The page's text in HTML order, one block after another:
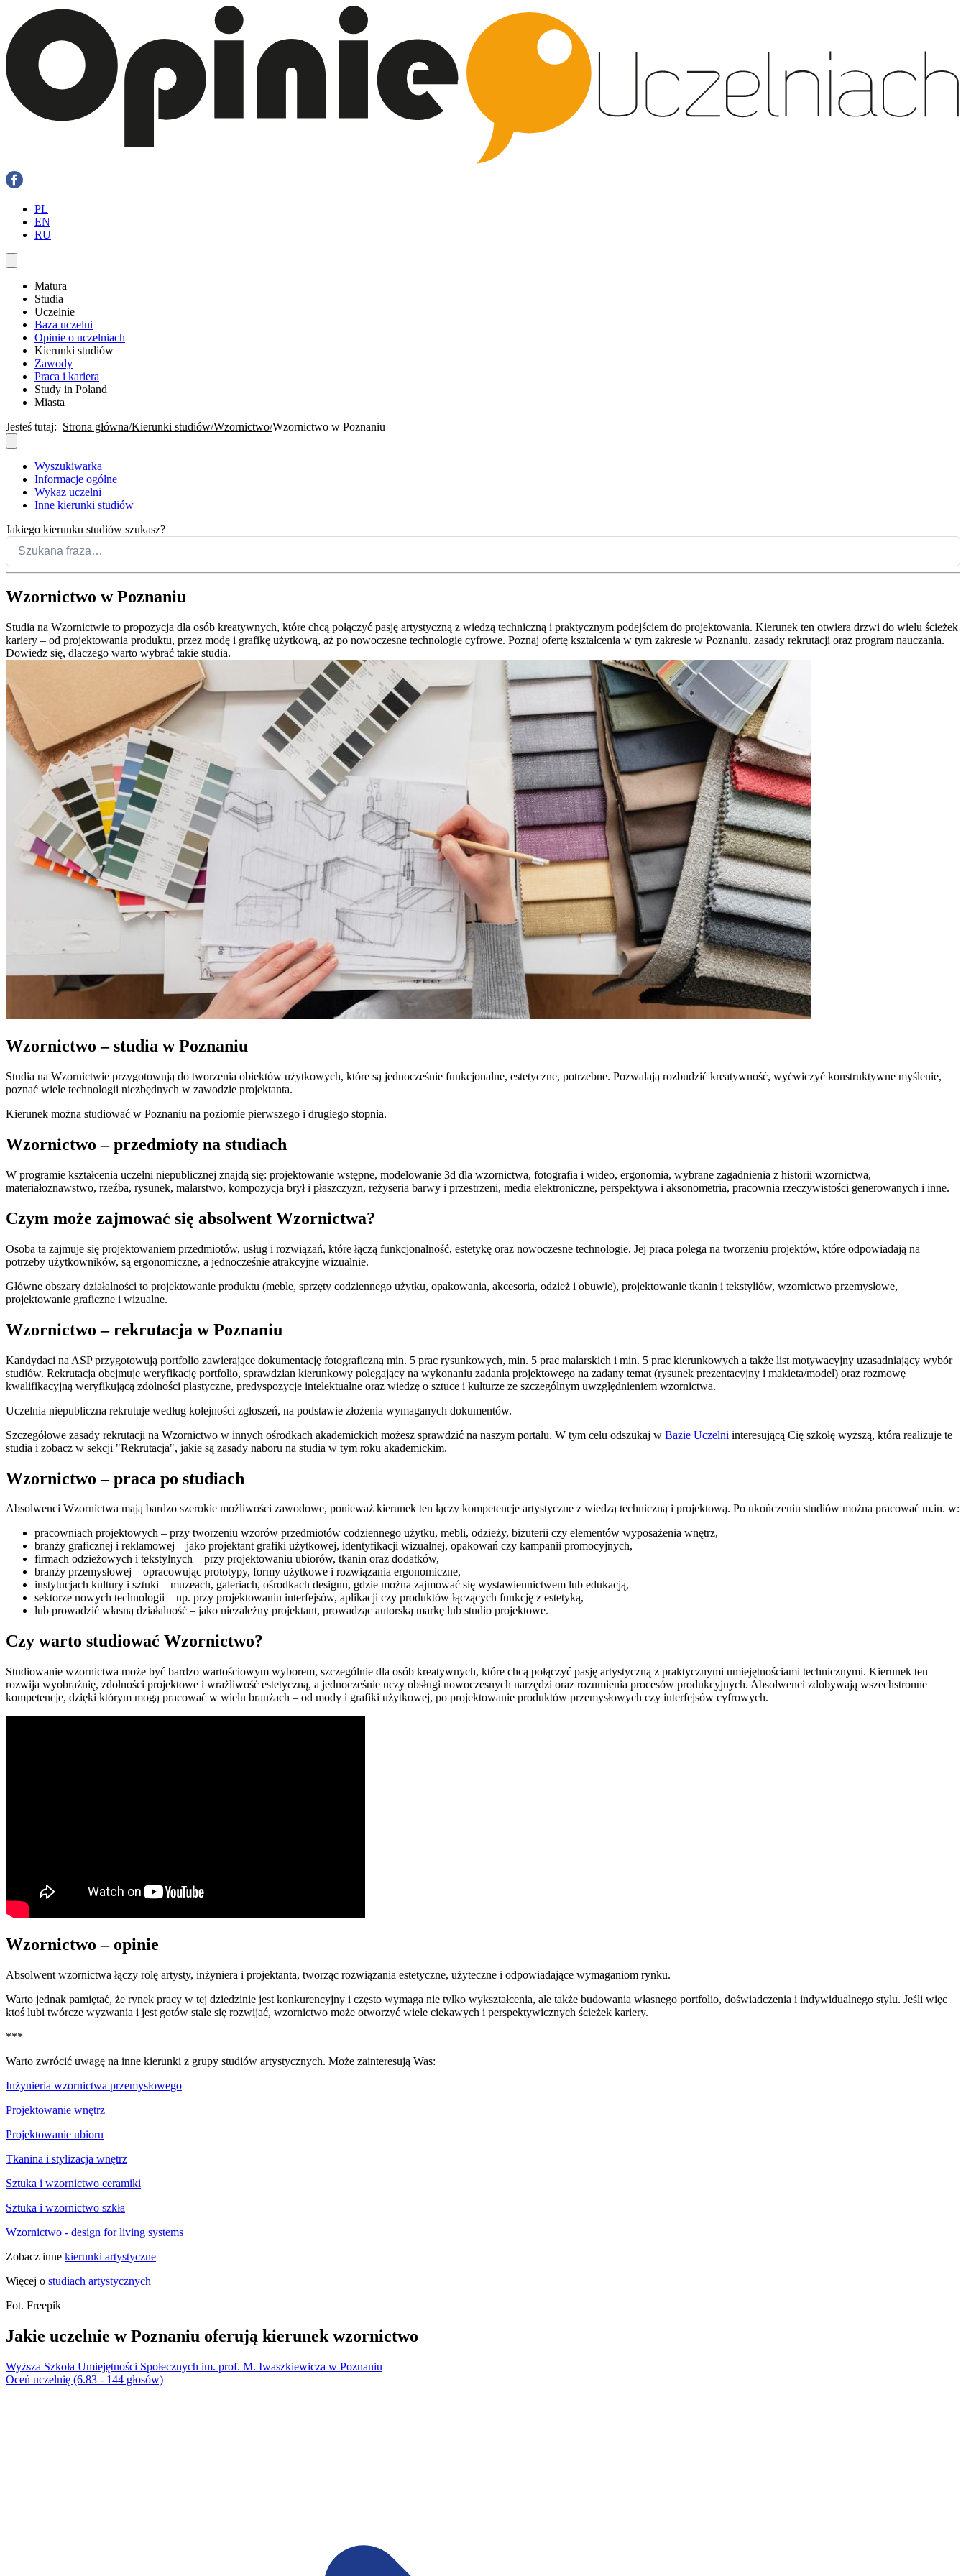
PL
EN
RU
Matura
Studia
Uczelnie
Baza uczelni
Opinie o uczelniach
Kierunki studiów
Zawody
Praca i kariera
Study in Poland
Miasta
Jesteś tutaj: Strona główna Kierunki studiów Wzornictwo Wzornictwo w Poznaniu
Wyszukiwarka
Informacje ogólne
Wykaz uczelni
Inne kierunki studiów
Jakiego kierunku studiów szukasz?
Wzornictwo w Poznaniu
Studia na Wzornictwie to propozycja dla osób kreatywnych, które chcą połączyć pasję artystyczną z wiedzą techniczną i praktycznym podejściem do projektowania. Kierunek ten otwiera drzwi do wielu ścieżek
kariery – od projektowania produktu, przez modę i grafikę użytkową, aż po nowoczesne technologie cyfrowe. Poznaj ofertę kształcenia w tym zakresie w Poznaniu, zasady rekrutacji oraz program nauczania.
Dowiedz się, dlaczego warto wybrać takie studia.
Wzornictwo – studia w Poznaniu
Studia na Wzornictwie przygotowują do tworzenia obiektów użytkowych, które są jednocześnie funkcjonalne, estetyczne, potrzebne. Pozwalają rozbudzić kreatywność, wyćwiczyć konstruktywne myślenie,
poznać wiele technologii niezbędnych w zawodzie projektanta.
Kierunek można studiować w Poznaniu na poziomie pierwszego i drugiego stopnia.
Wzornictwo – przedmioty na studiach
W programie kształcenia uczelni niepublicznej znajdą się: projektowanie wstępne, modelowanie 3d dla wzornictwa, fotografia i wideo, ergonomia, wybrane zagadnienia z historii wzornictwa,
materiałoznawstwo, rzeźba, rysunek, malarstwo, kompozycja brył i płaszczyzn, reżyseria barwy i przestrzeni, media elektroniczne, perspektywa i aksonometria, pracownia rzeczywistości generowanych i inne.
Czym może zajmować się absolwent Wzornictwa?
Osoba ta zajmuje się projektowaniem przedmiotów, usług i rozwiązań, które łączą funkcjonalność, estetykę oraz nowoczesne technologie. Jej praca polega na tworzeniu projektów, które odpowiadają na
potrzeby użytkowników, są ergonomiczne, a jednocześnie atrakcyjne wizualnie.
Główne obszary działalności to projektowanie produktu (meble, sprzęty codziennego użytku, opakowania, akcesoria, odzież i obuwie), projektowanie tkanin i tekstyliów, wzornictwo przemysłowe,
projektowanie graficzne i wizualne.
Wzornictwo – rekrutacja w Poznaniu
Kandydaci na ASP przygotowują portfolio zawierające dokumentację fotograficzną min. 5 prac rysunkowych, min. 5 prac malarskich i min. 5 prac kierunkowych a także list motywacyjny uzasadniający wybór
studiów. Rekrutacja obejmuje weryfikację portfolio, sprawdzian kierunkowy polegający na wykonaniu zadania projektowego na zadany temat (rysunek prezentacyjny i makieta/model) oraz rozmowę
kwalifikacyjną weryfikującą zdolności plastyczne, predyspozycje intelektualne oraz wiedzę o sztuce i kulturze ze szczególnym uwzględnieniem wzornictwa.
Uczelnia niepubliczna rekrutuje według kolejności zgłoszeń, na podstawie złożenia wymaganych dokumentów.
Szczegółowe zasady rekrutacji na Wzornictwo w innych ośrodkach akademickich możesz sprawdzić na naszym portalu. W tym celu odszukaj w Bazie Uczelni interesującą Cię szkołę wyższą, która realizuje te
studia i zobacz w sekcji "Rekrutacja", jakie są zasady naboru na studia w tym roku akademickim.
Wzornictwo – praca po studiach
Absolwenci Wzornictwa mają bardzo szerokie możliwości zawodowe, ponieważ kierunek ten łączy kompetencje artystyczne z wiedzą techniczną i projektową. Po ukończeniu studiów można pracować m.in. w:
pracowniach projektowych – przy tworzeniu wzorów przedmiotów codziennego użytku, mebli, odzieży, biżuterii czy elementów wyposażenia wnętrz,
branży graficznej i reklamowej – jako projektant grafiki użytkowej, identyfikacji wizualnej, opakowań czy kampanii promocyjnych,
firmach odzieżowych i tekstylnych – przy projektowaniu ubiorów, tkanin oraz dodatków,
branży przemysłowej – opracowując prototypy, formy użytkowe i rozwiązania ergonomiczne,
instytucjach kultury i sztuki – muzeach, galeriach, ośrodkach designu, gdzie można zajmować się wystawiennictwem lub edukacją,
sektorze nowych technologii – np. przy projektowaniu interfejsów, aplikacji czy produktów łączących funkcję z estetyką,
lub prowadzić własną działalność – jako niezależny projektant, prowadząc autorską markę lub studio projektowe.
Czy warto studiować Wzornictwo?
Studiowanie wzornictwa może być bardzo wartościowym wyborem, szczególnie dla osób kreatywnych, które chcą połączyć pasję artystyczną z praktycznymi umiejętnościami technicznymi. Kierunek ten
rozwija wyobraźnię, zdolności projektowe i wrażliwość estetyczną, a jednocześnie uczy obsługi nowoczesnych narzędzi oraz rozumienia procesów produkcyjnych. Absolwenci zdobywają wszechstronne
kompetencje, dzięki którym mogą pracować w wielu branżach – od mody i grafiki użytkowej, po projektowanie produktów przemysłowych czy interfejsów cyfrowych.
Wzornictwo – opinie
Absolwent wzornictwa łączy rolę artysty, inżyniera i projektanta, tworząc rozwiązania estetyczne, użyteczne i odpowiadające wymaganiom rynku.
Warto jednak pamiętać, że rynek pracy w tej dziedzinie jest konkurencyjny i często wymaga nie tylko wykształcenia, ale także budowania własnego portfolio, doświadczenia i indywidualnego stylu. Jeśli więc
ktoś lubi twórcze wyzwania i jest gotów stale się rozwijać, wzornictwo może otworzyć wiele ciekawych i perspektywicznych ścieżek kariery.
***
Warto zwrócić uwagę na inne kierunki z grupy studiów artystycznych. Może zainteresują Was:
Inżynieria wzornictwa przemysłowego
Projektowanie wnętrz
Projektowanie ubioru
Tkanina i stylizacja wnętrz
Sztuka i wzornictwo ceramiki
Sztuka i wzornictwo szkła
Wzornictwo - design for living systems
Zobacz inne kierunki artystyczne
Więcej o studiach artystycznych
Fot. Freepik
Jakie uczelnie w Poznaniu oferują kierunek wzornictwo
Wyższa Szkoła Umiejętności Społecznych im. prof. M. Iwaszkiewicza w Poznaniu
Oceń uczelnię (6.83 - 144 głosów)